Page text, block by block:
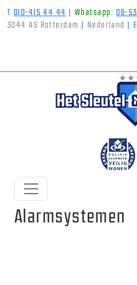
010-415 44 44 Whatsapp: 06-
3044 AS Rotterdam
Nederland E
Alarmsystemen